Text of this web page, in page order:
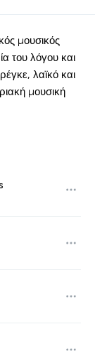
μουσικός
του λόγου και
λαϊκό και
μουσική